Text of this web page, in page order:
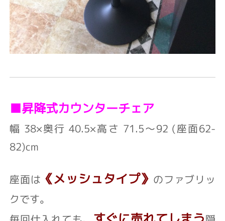
■昇降式カウンターチェア
幅 38×奥行 40.5×高さ 71.5～92 (座面62-
82)cm
座面は 《メッシュタイプ》 のファブリッ
クです。